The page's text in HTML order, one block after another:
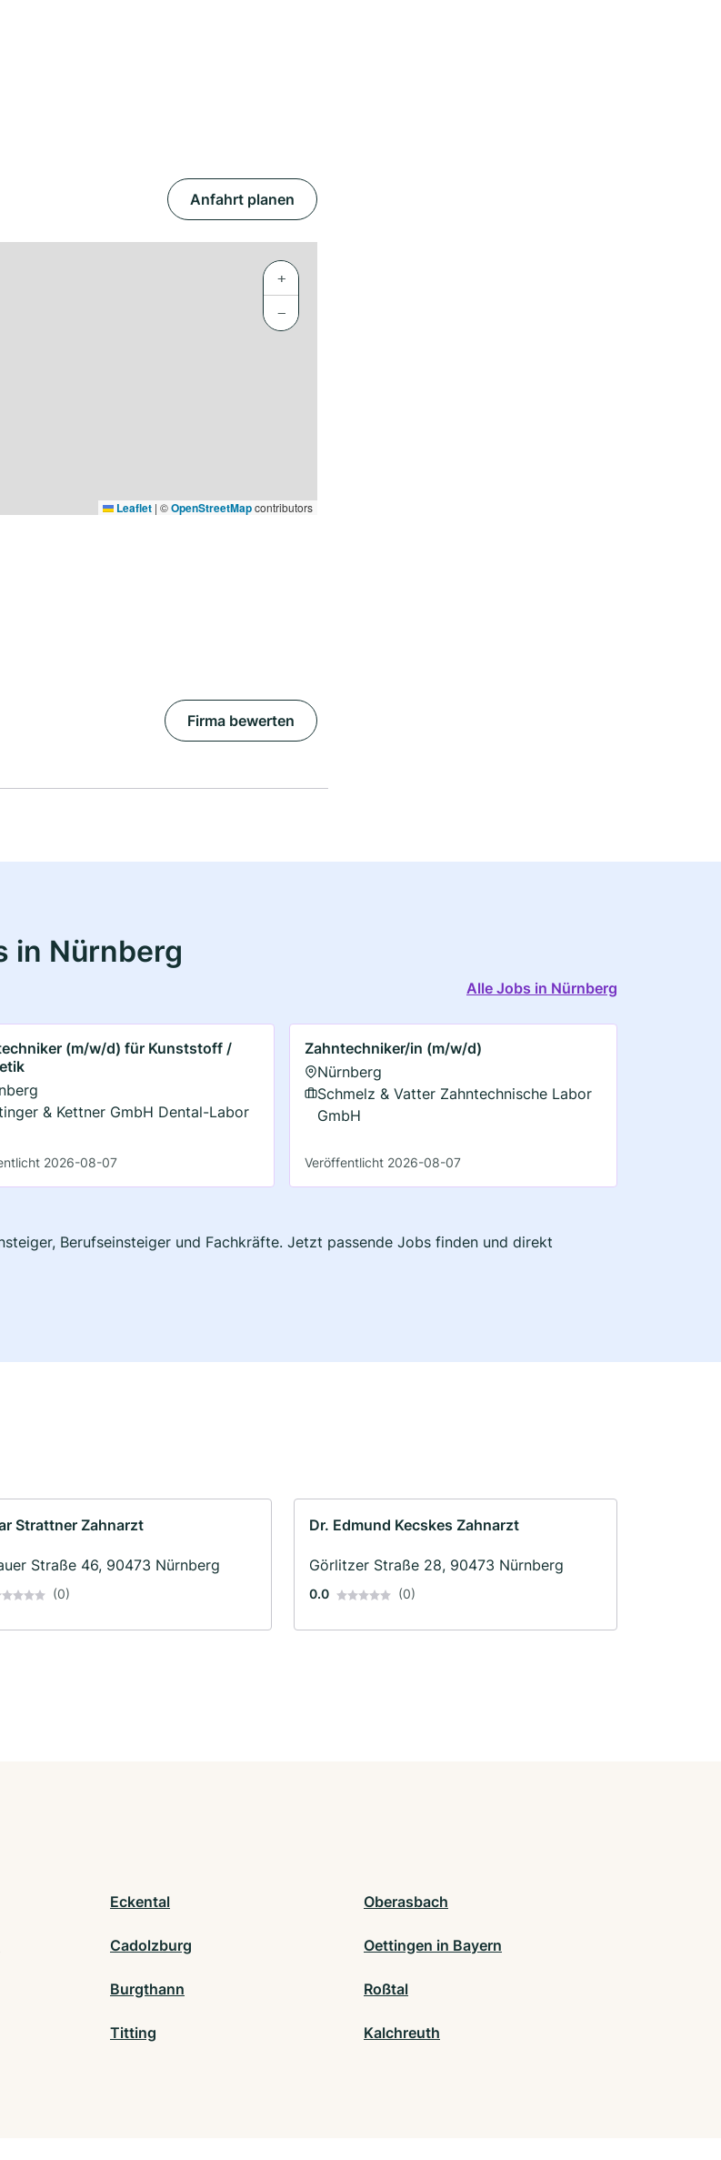
Anfahrt planen
+
−
Leaflet | ©OpenStreetMapcontributors
Firma bewerten
in Nürnberg
Alle Jobs in Nürnberg
(m/w/d) für Kunststoff /
& Kettner GmbH Dental-Labor
2026-08-07
Zahntechniker/in (m/w/d)
Nürnberg
Schmelz & Vatter Zahntechnische Labor
GmbH
Veröffentlicht 2026-08-07
Berufseinsteiger und Fachkräfte. Jetzt passende Jobs finden und direkt
Strattner Zahnarzt
Straße 46, 90473 Nürnberg
(0)
Dr. Edmund Kecskes Zahnarzt
Görlitzer Straße 28, 90473 Nürnberg
0.0 (0)
Eckental Oberasbach
Cadolzburg Oettingen in Bayern
Burgthann Roßtal
Titting Kalchreuth